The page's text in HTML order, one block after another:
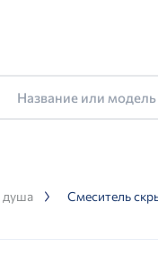
душа Смеситель